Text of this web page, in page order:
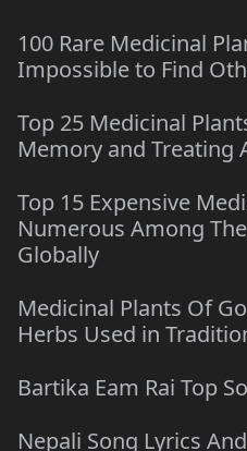
100 Rare Medicinal
Impossible to Find
Top 25 Medicinal
Memory and Treating
Top 15 Expensive
Numerous Among
Globally
Medicinal Plants Of
Herbs Used in
Bartika Eam Rai Top
Nepali Song Lyrics